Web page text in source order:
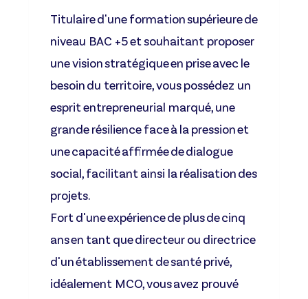
Titulaire d'une formation supérieure de
niveau BAC +5 et souhaitant proposer
une vision stratégique en prise avec le
besoin du territoire, vous possédez un
esprit entrepreneurial marqué, une
grande résilience face à la pression et
une capacité affirmée de dialogue
social, facilitant ainsi la réalisation des
projets.
Fort d'une expérience de plus de cinq
ans en tant que directeur ou directrice
d'un établissement de santé privé,
idéalement MCO, vous avez prouvé